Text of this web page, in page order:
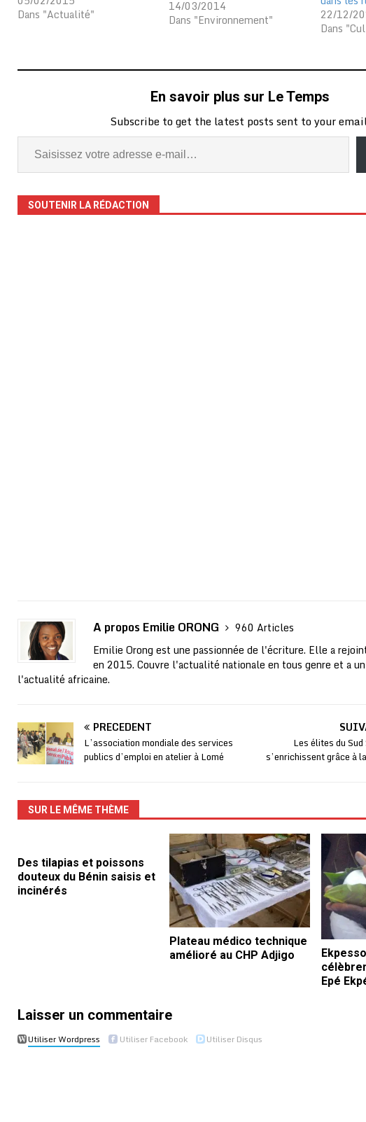
Dans "Actualité"
Barba Bassar ont bénéficié
d’un matériel d’apiculture
et de tenues de protection
offert par l’ONG Comité
International d’Ethique et de
Solidarité…
14/03/2014
Dans "Environnement"
22/12/
Dans
En savoir plus sur Le Temps
Subscribe to get the latest posts sent to your
SOUTENIR LA RÉDACTION
A propos Emilie ORONG
960 Articles
Emilie Orong est une passionnée de l'écriture. Elle a
en 2015. Couvre l'actualité nationale en tous genre et a
l'actualité africaine.
PRÉCÉDENT
L’association mondiale des services
publics d’emploi en atelier à Lomé
Les élites du Sud
s’enrichissent grâce à
SUR LE MÊME THÈME
Des tilapias et poissons
douteux du Bénin saisis et
incinérés
Plateau médico technique
amélioré au CHP Adjigo
Epé
Laisser un commentaire
Utiliser Wordpress Utiliser Facebook Utiliser Disqus